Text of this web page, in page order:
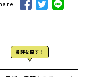
書評を探す！